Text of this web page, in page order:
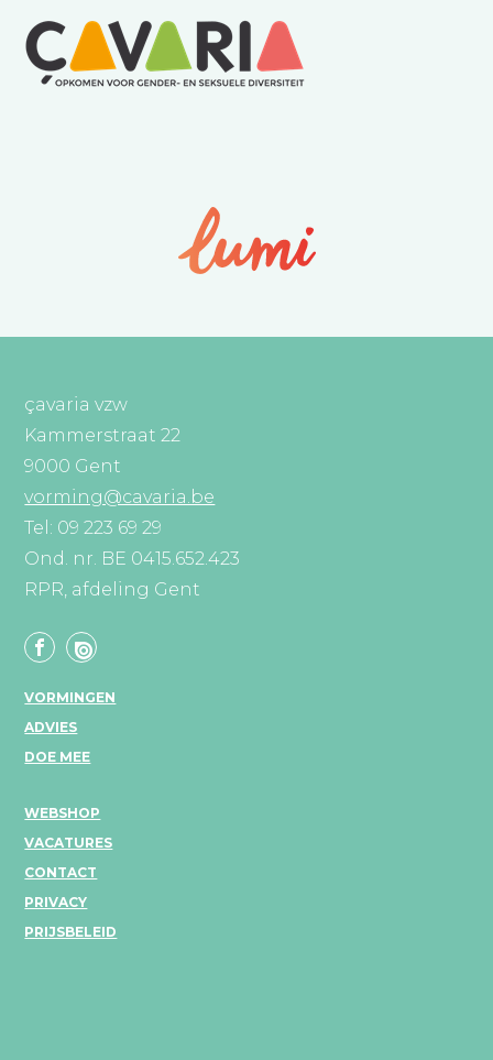
çavaria vzw
Kammerstraat 22
9000 Gent
vorming@cavaria.be
Tel: 09 223 69 29
Ond. nr. BE 0415.652.423
RPR, afdeling Gent
VORMINGEN
ADVIES
DOE MEE
WEBSHOP
VACATURES
CONTACT
PRIVACY
PRIJSBELEID